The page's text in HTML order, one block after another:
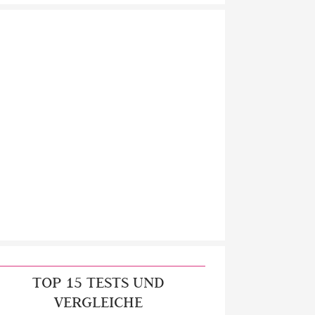
TOP 15 TESTS UND
VERGLEICHE